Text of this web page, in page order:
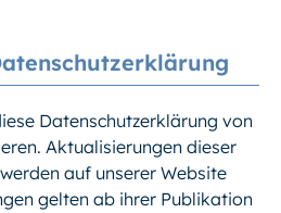
Datenschutzerklärung von
Aktualisierungen dieser
auf unserer Website
gelten ab ihrer Publikation